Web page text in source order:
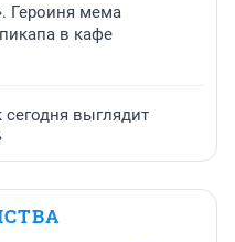
Героиня мема
в кафе
выглядит